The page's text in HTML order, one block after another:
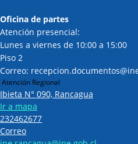
Oficina de partes
Atención presencial:
Lunes a viernes de 10:00 a 15:00
Piso 2
Correo:
Atención Regional
Ibieta N° 090, Rancagua
Ir a mapa
232462677
Correo